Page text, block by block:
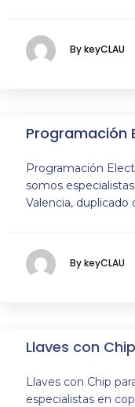
By keyCLAU
Programación
Programación
somos
Valencia, duplicado
By keyCLAU
Llaves con
Llaves con Chip
especialistas en